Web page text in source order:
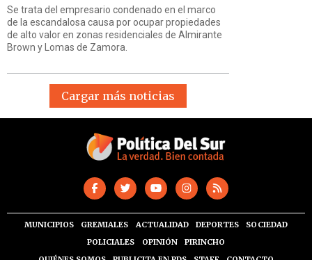
Se trata del empresario condenado en el marco
de la escandalosa causa por ocupar propiedades
de alto valor en zonas residenciales de Almirante
Brown y Lomas de Zamora.
Cargar más noticias
MUNICIPIOS GREMIALES ACTUALIDAD DEPORTES
SOCIEDAD
POLICIALES
OPINIÓN
PIRINCHO